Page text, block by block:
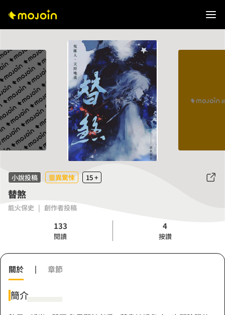
小說投稿 靈異驚悚 15 +
替煞
能火保史 | 創作者投稿
133
閱讀
4
按讚
關於 | 章節
簡介